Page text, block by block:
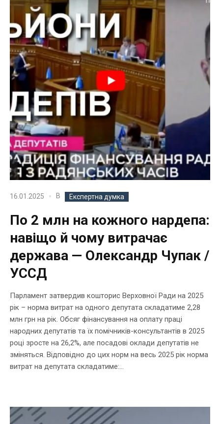
16.01.2025 В Експертна думка
По 2 млн на кожного нардепа:
навіщо й чому витрачає
держава — Олександр Чупак /
УССД
Парламент затвердив кошторис Верховної Ради на 2025
рік – норма витрат на одного депутата складатиме 2,28
млн грн на рік. Обсяг фінансування на оплату праці
народних депутатів та їх помічників-консультантів в 2025
році зросте на 26,2%, але посадові оклади депутатів не
зміняться. Відповідно до цих норм на весь 2025 рік норма
витрат на депутата складатиме:...